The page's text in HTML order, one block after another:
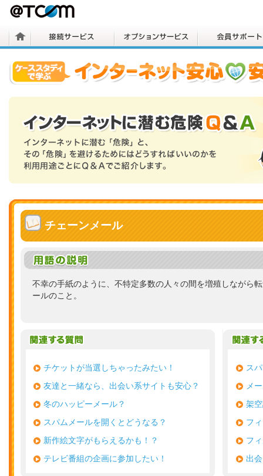
チェーンメール
不幸の手紙のように、不特定多数の人々の間を増殖しながら
ールのこと。
チケットが当選しちゃったみたい！
友達と一緒なら、出会い系サイトも安心？
冬のハッピーメール？
スパムメールを開くとどうなる？
新作絵文字がもらえるかも！？
テレビ番組の企画に参加したい！
ス
メ
架
フ
フ
出